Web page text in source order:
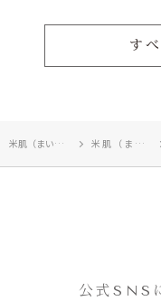
す
米肌（まいはだ）TOP 米肌（まいはだ）
公式SNS